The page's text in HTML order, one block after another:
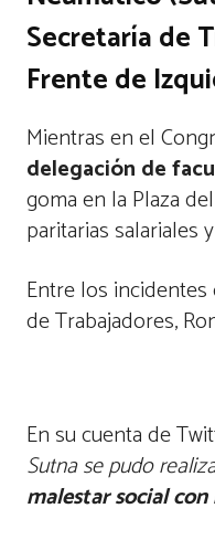
Secretaría de
Frente de
Mientras en el
delegación de
goma en la Plaza
paritarias salariales
Entre los
de Trabajadores,
En su cuenta de
Sutna se pudo
malestar social